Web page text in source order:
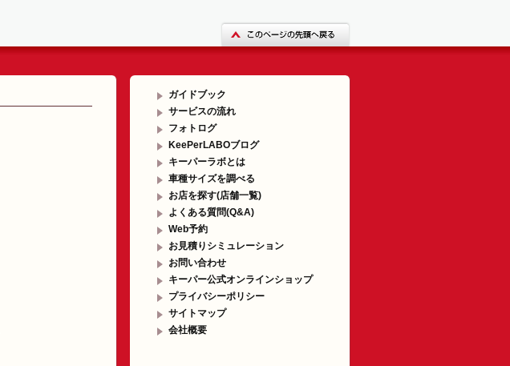
ガイドブック
サービスの流れ
フォトログ
KeePerLABOブログ
キーパーラボとは
車種サイズを調べる
お店を探す(店舗一覧)
よくある質問(Q&A)
Web予約
お見積りシミュレーション
お問い合わせ
キーパー公式オンラインショップ
プライバシーポリシー
サイトマップ
会社概要